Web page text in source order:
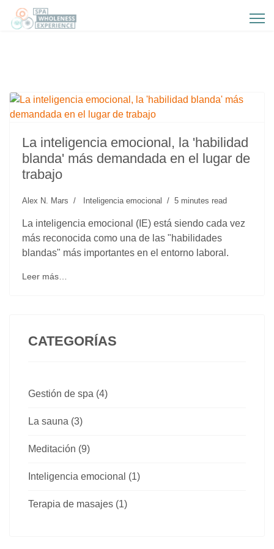
La inteligencia emocional, la 'habilidad
blanda' más demandada en el lugar de
trabajo
Alex N. Mars Inteligencia emocional 5 minutes read
La inteligencia emocional (IE) está siendo cada vez
más reconocida como una de las "habilidades
blandas" más importantes en el entorno laboral.
Leer más…
CATEGORÍAS
Gestión de spa (4)
La sauna (3)
Meditación (9)
Inteligencia emocional (1)
Terapia de masajes (1)